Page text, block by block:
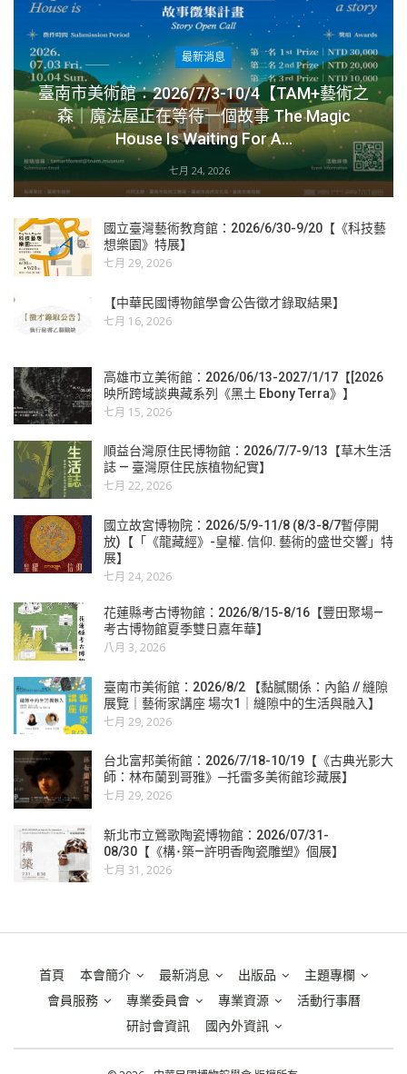
最新消息
臺南市美術館：2026/7/3-10/4【TAM+藝術之
森｜魔法屋正在等待一個故事 The Magic
House Is Waiting For A…
七月 24, 2026
國立臺灣藝術教育館：2026/6/30-9/20【《科技藝
想樂園》特展】
七月 29, 2026
【中華民國博物館學會公告徵才錄取結果】
七月 16, 2026
高雄市立美術館：2026/06/13-2027/1/17【[2026
映所跨域談典藏系列《黑土 Ebony Terra》】
七月 15, 2026
順益台灣原住民博物館：2026/7/7-9/13【草木生活
誌 — 臺灣原住民族植物紀實】
七月 22, 2026
國立故宮博物院：2026/5/9-11/8 (8/3-8/7暫停開
放)【「《龍藏經》-皇權. 信仰. 藝術的盛世交響」特
展】
七月 24, 2026
花蓮縣考古博物館：2026/8/15-8/16【豐田聚場—
考古博物館夏季雙日嘉年華】
八月 3, 2026
臺南市美術館：2026/8/2 【黏膩關係：內餡 // 縫隙
展覽｜藝術家講座 場次1｜縫隙中的生活與融入】
七月 29, 2026
台北富邦美術館：2026/7/18-10/19【《古典光影大
師：林布蘭到哥雅》─托雷多美術館珍藏展】
七月 29, 2026
新北市立鶯歌陶瓷博物館：2026/07/31-
08/30【《構･築—許明香陶瓷雕塑》個展】
七月 31, 2026
首頁 本會簡介 最新消息 出版品
主題專欄
會員服務
專業委員會 專業資源
活動行事曆
研討會資訊
國內外資訊